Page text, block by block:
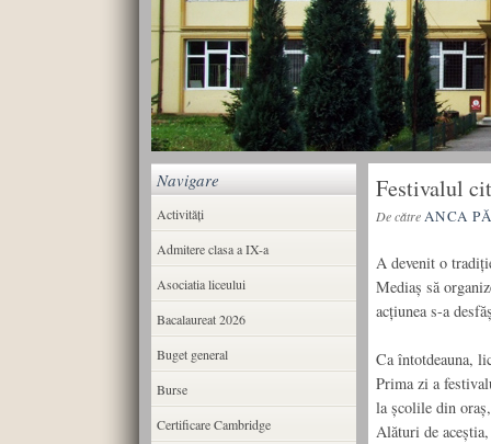
Festivalul
De cătreANCA
A devenit o
Mediaş să
acţiunea s-a
Ca întotdeauna,
Prima zi a
la şcolile din
Alături de
Navigare
Activități
Admitere clasa a IX-a
Asociatia liceului
Bacalaureat 2026
Buget general
Burse
Certificare Cambridge